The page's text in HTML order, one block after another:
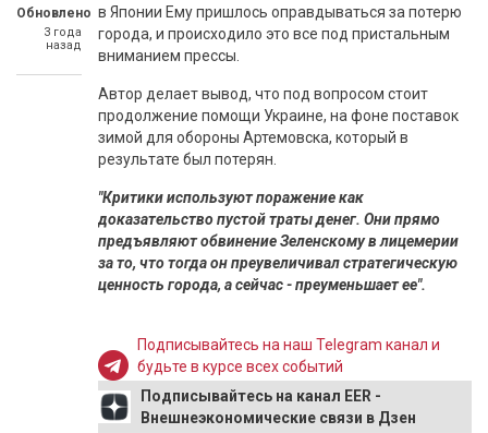
Обновлено
3 года
назад
в Японии Ему пришлось оправдываться за потерю
города, и происходило это все под пристальным
вниманием прессы.
Автор делает вывод, что под вопросом стоит
продолжение помощи Украине, на фоне поставок
зимой для обороны Артемовска, который в
результате был потерян.
"Критики используют поражение как
доказательство пустой траты денег. Они прямо
предъявляют обвинение Зеленскому в лицемерии
за то, что тогда он преувеличивал стратегическую
ценность города, а сейчас - преуменьшает ее".
Подписывайтесь на наш Telegram канал и
будьте в курсе всех событий
Подписывайтесь на канал EER -
Внешнеэкономические связи в Дзен